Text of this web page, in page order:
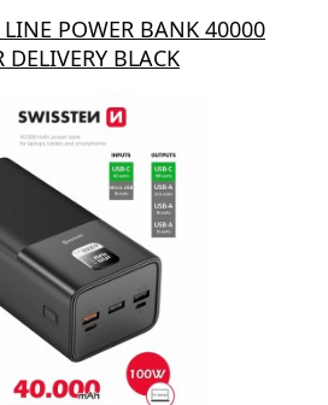
LINE POWER BANK 40000
BLACK